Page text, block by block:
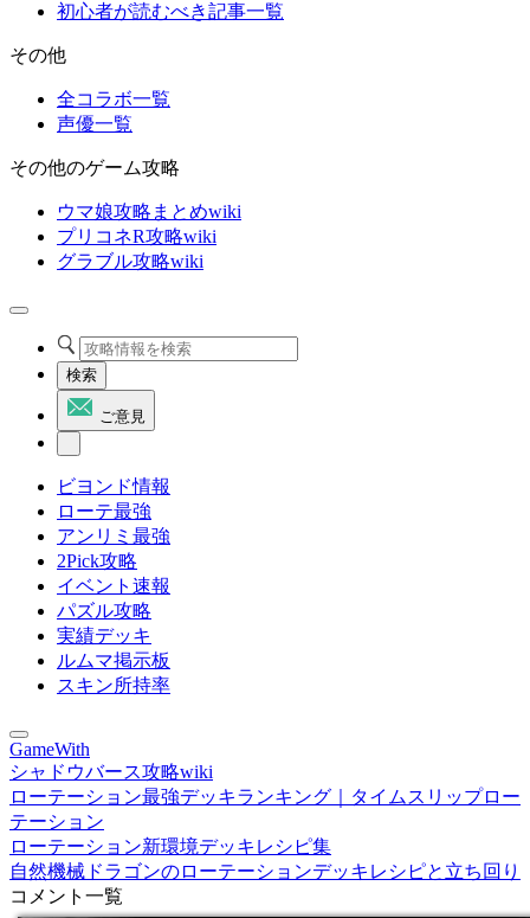
初心者が読むべき記事一覧
その他
全コラボ一覧
声優一覧
その他のゲーム攻略
ウマ娘攻略まとめwiki
プリコネR攻略wiki
グラブル攻略wiki
検索
ご意見
ビヨンド情報
ローテ最強
アンリミ最強
2Pick攻略
イベント速報
パズル攻略
実績デッキ
ルムマ掲示板
スキン所持率
GameWith
シャドウバース攻略wiki
ローテーション最強デッキランキング｜タイムスリップロー
テーション
ローテーション新環境デッキレシピ集
自然機械ドラゴンのローテーションデッキレシピと立ち回り
コメント一覧